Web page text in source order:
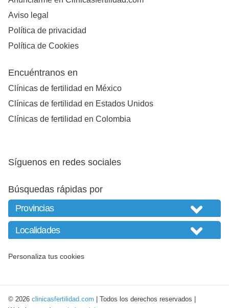
Aviso legal
Política de privacidad
Política de Cookies
Encuéntranos en
Clínicas de fertilidad en México
Clínicas de fertilidad en Estados Unidos
Clínicas de fertilidad en Colombia
Síguenos en redes sociales
Búsquedas rápidas por
Personaliza tus cookies
© 2026 clinicasfertilidad.com | Todos los derechos reservados |